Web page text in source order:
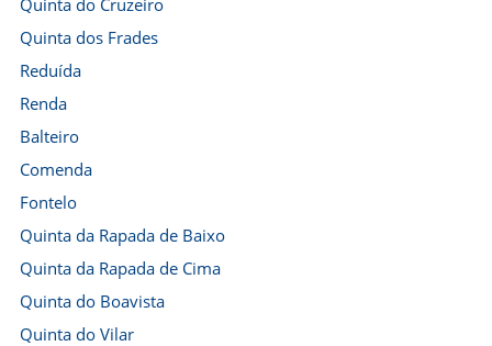
Quinta do Cruzeiro
Quinta dos Frades
Reduída
Renda
Balteiro
Comenda
Fontelo
Quinta da Rapada de Baixo
Quinta da Rapada de Cima
Quinta do Boavista
Quinta do Vilar